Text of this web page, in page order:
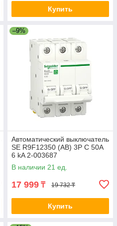
Купить
–9%
Автоматический выключатель
SE R9F12350 (АВ) 3P С 50А
6 kA 2-003687
В наличии 21 ед.
17 999 ₸ 19 732 ₸
Купить